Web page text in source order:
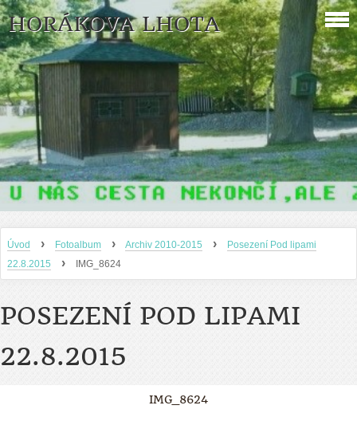
HORÁKOVA LHOTA
Úvod › Fotoalbum › Archiv 2010-2015 ›
Posezení Pod lipami
22.8.2015
› IMG_8624
POSEZENÍ POD LIPAMI
22.8.2015
IMG_8624